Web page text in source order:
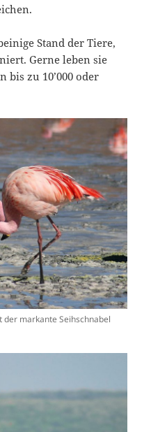
Stand der Tiere,
Gerne leben sie
bis zu 10’000 oder
markante Seihschnabel